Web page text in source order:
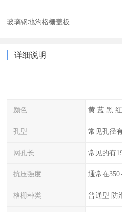
玻璃钢地沟格栅盖板
详细说明
颜色 黄 蓝 黑
孔型
网孔长
抗压强度 通常在350
格栅种类